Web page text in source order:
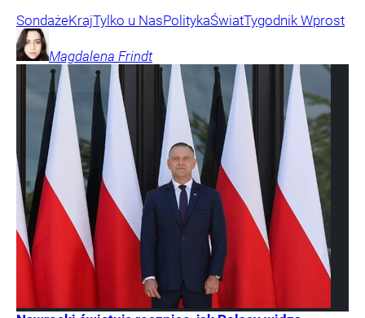
SondażeKrajTylko u NasPolitykaŚwiatTygodnik Wprost
Magdalena Frindt